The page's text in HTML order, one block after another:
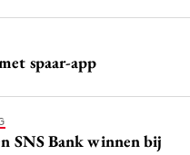
spaar-app
SNS Bank winnen bij